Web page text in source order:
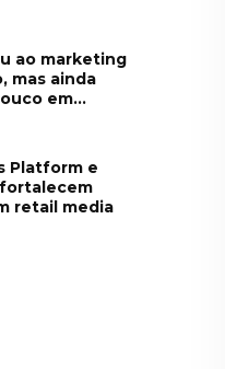
ao marketing
mas ainda
em...
Platform e
retail media